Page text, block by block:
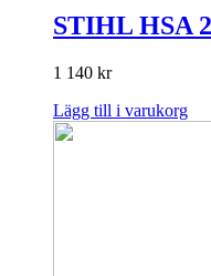
STIHL HSA
1 140 kr
Lägg till i varukorg